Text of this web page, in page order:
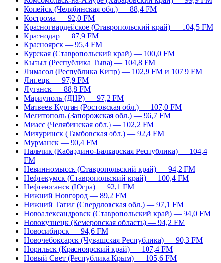
Копейск (Челябинская обл.) — 88,4 FM
Кострома — 92,0 FM
Красногвардейское (Ставропольский край) — 104,5 FM
Краснодар — 87,9 FM
Красноярск — 95,4 FM
Курская (Ставропольский край) — 100,0 FM
Кызыл (Республика Тыва) — 104,8 FM
Лимасол (Республика Кипр) — 102,9 FM и 107,9 FM
Липецк — 97,9 FM
Луганск — 88,8 FM
Мариуполь (ДНР) — 97,2 FM
Матвеев Курган (Ростовская обл.) — 107,0 FM
Мелитополь (Запорожская обл.) — 96,7 FM
Миасс (Челябинская обл.) — 102,2 FM
Мичуринск (Тамбовская обл.) — 92,4 FM
Мурманск — 90,4 FM
Нальчик (Кабардино-Балкарская Республика) — 104,4
FM
Невинномысск (Ставропольский край) — 94,2 FM
Нефтекумск (Ставропольский край) — 100,4 FM
Нефтеюганск (Югра) — 92,1 FM
Нижний Новгород — 89,2 FM
Нижний Тагил (Свердловская обл.) — 97,1 FM
Новоалександровск (Ставропольский край) — 94,0 FM
Новокузнецк (Кемеровская область) — 94,2 FM
Новосибирск — 94,6 FM
Новочебоксарск (Чувашская Республика) — 90,3 FM
Норильск (Красноярский край) — 107,4 FM
Новый Свет (Республика Крым) — 105,6 FM